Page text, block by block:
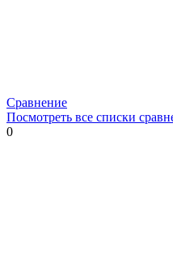
Сравнение
Посмотреть все списки
0